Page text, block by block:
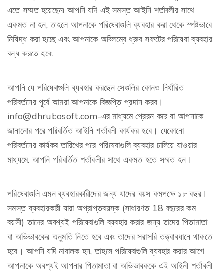
এতে সম্মত হয়েছেন৷ আপনি যদি এই সমস্ত আইনি শর্তাবলীর সাথে
একমত না হন, তাহলে আপনাকে পরিষেবাগুলি ব্যবহার করা থেকে স্পষ্টভাবে
নিষিদ্ধ করা হচ্ছে এবং আপনাকে অবিলম্বে ধ্রুব সফটের পরিষেবা ব্যবহার
বন্ধ করতে হবে৷
আপনি যে পরিষেবাগুলি ব্যবহার করছেন সেগুলির কোনও নির্ধারিত
পরিবর্তনের পূর্বে আমরা আপনাকে বিজ্ঞপ্তি প্রদান করব।
info@dhrubosoft.com-এর মাধ্যমে প্রেরন করে বা আপনাকে
জানানোর পরে পরিবর্তিত আইনি শর্তাবলী কার্যকর হবে। যেকোনো
পরিবর্তনের কার্যকর তারিখের পরে পরিষেবাগুলি ব্যবহার চালিয়ে যাওয়ার
মাধ্যমে, আপনি পরিবর্তিত শর্তাবলীর সাথে একমত হতে সম্মত হন।
পরিষেবাগুলি এমন ব্যবহারকারীদের জন্য যাদের বয়স কমপক্ষে ১৮ বছর।
সমস্ত ব্যবহারকারী যারা অপ্রাপ্তবয়স্ক (সাধারণত 18 বছরের কম
বয়সী) তাদের অবশ্যই পরিষেবাগুলি ব্যবহার করার জন্য তাদের পিতামাতা
বা অভিভাবকের অনুমতি নিতে হবে এবং তাদের সরাসরি তত্ত্বাবধানে থাকতে
হবে। আপনি যদি নাবালক হন, তাহলে পরিষেবাগুলি ব্যবহার করার আগে
আপনাকে অবশ্যই আপনার পিতামাতা বা অভিভাবককে এই আইনী শর্তাবলী